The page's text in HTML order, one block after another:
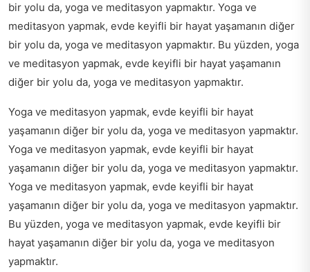
bir yolu da, yoga ve meditasyon yapmaktır. Yoga ve
meditasyon yapmak, evde keyifli bir hayat yaşamanın diğer
bir yolu da, yoga ve meditasyon yapmaktır. Bu yüzden, yoga
ve meditasyon yapmak, evde keyifli bir hayat yaşamanın
diğer bir yolu da, yoga ve meditasyon yapmaktır.
Yoga ve meditasyon yapmak, evde keyifli bir hayat
yaşamanın diğer bir yolu da, yoga ve meditasyon yapmaktır.
Yoga ve meditasyon yapmak, evde keyifli bir hayat
yaşamanın diğer bir yolu da, yoga ve meditasyon yapmaktır.
Yoga ve meditasyon yapmak, evde keyifli bir hayat
yaşamanın diğer bir yolu da, yoga ve meditasyon yapmaktır.
Bu yüzden, yoga ve meditasyon yapmak, evde keyifli bir
hayat yaşamanın diğer bir yolu da, yoga ve meditasyon
yapmaktır.